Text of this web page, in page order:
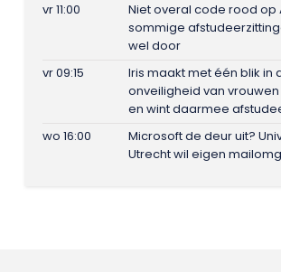
vr 11:00
Niet overal code rood op
sommige
wel door
vr 09:15
Iris maakt met één blik in
onveiligheid van
en wint daarmee
wo 16:00
Microsoft de deur uit?
Utrecht wil eigen